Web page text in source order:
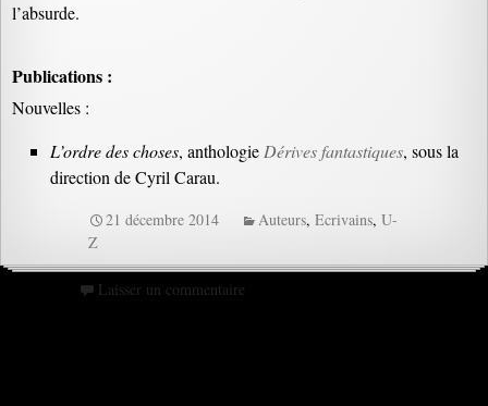
l’absurde.
Publications :
Nouvelles :
L’ordre des choses, anthologie Dérives fantastiques, sous la
direction de Cyril Carau.
21 décembre 2014 Auteurs,Ecrivains,U-
Z
Laisser un commentaire